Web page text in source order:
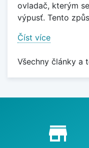
ovladač, kterým
výpusť. Tento
Číst více
Všechny články a
Proč nakupovat
store_mall_directory